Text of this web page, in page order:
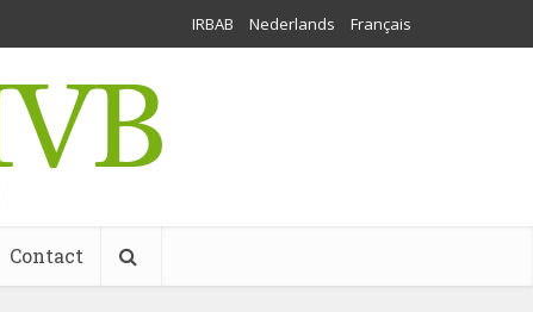
IRBAB Nederlands Français
Contact